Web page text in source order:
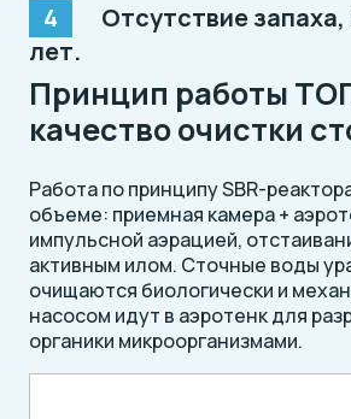
Отсутствие запаха,
лет.
Принцип работы
качество очистки
Работа по принципу SBR-
объеме: приемная камера +
импульсной аэрацией,
активным илом. Сточные воды
очищаются биологически и
насосом идут в аэротенк для
органики микроорганизмами.